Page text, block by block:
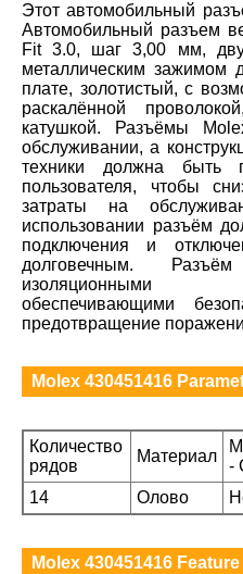
Этот автомобильный
Автомобильный разъем
Fit 3.0, шаг 3,00 мм,
металлическим зажимом
плате, золотистый, с
раскалённой
катушкой. Разъёмы
обслуживании, а
техники должна быть
пользователя, чтобы
затраты на
использовании разъём
подключения и
долговечным.
изоляционными
обеспечивающими
предотвращение
Molex 430451416
Количество
рядов
Материал
-
14
Олово
Molex 430451416